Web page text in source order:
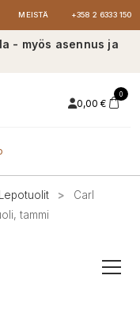
MEISTÄ +358 2 6333 150
- myös asennus ja
0,00 €
0
Lepotuolit >
Carl
tammi